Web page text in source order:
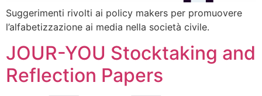
Suggerimenti rivolti ai policy makers per promuovere
l’alfabetizzazione ai media nella società civile.
JOUR-YOU Stocktaking and
Reflection Papers